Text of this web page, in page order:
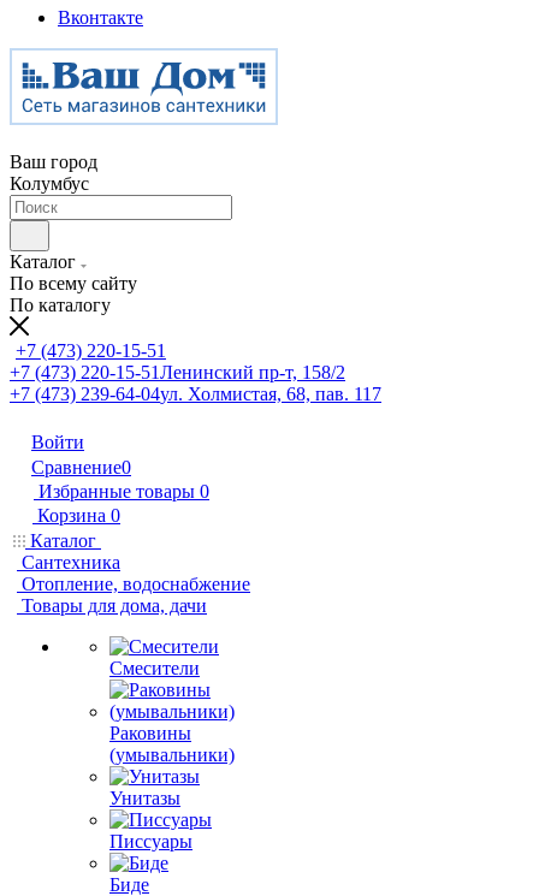
Вконтакте
Ваш город
Колумбус
Каталог
По всему сайту
По каталогу
+7 (473) 220-15-51
+7 (473) 220-15-51Ленинский пр-т, 158/2
+7 (473) 239-64-04ул. Холмистая, 68, пав. 117
Войти
Сравнение0
Избранные товары 0
Корзина 0
Каталог
Сантехника
Отопление, водоснабжение
Товары для дома, дачи
Смесители
Раковины
(умывальники)
Унитазы
Писсуары
Биде